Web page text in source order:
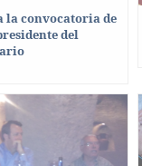
la convocatoria de
del